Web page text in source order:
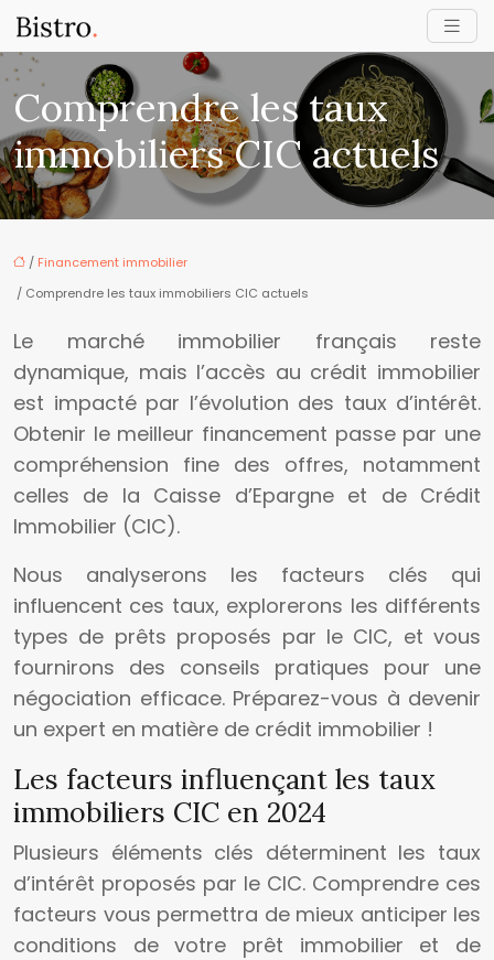
Comprendre les taux
immobiliers CIC actuels
/ Financement immobilier
/ Comprendre les taux immobiliers CIC actuels
Le marché immobilier français reste
dynamique, mais l’accès au crédit immobilier
est impacté par l’évolution des taux d’intérêt.
Obtenir le meilleur financement passe par une
compréhension fine des offres, notamment
celles de la Caisse d’Epargne et de Crédit
Immobilier (CIC).
Nous analyserons les facteurs clés qui
influencent ces taux, explorerons les différents
types de prêts proposés par le CIC, et vous
fournirons des conseils pratiques pour une
négociation efficace. Préparez-vous à devenir
un expert en matière de crédit immobilier !
Les facteurs influençant les taux
immobiliers CIC en 2024
Plusieurs éléments clés déterminent les taux
d’intérêt proposés par le CIC. Comprendre ces
facteurs vous permettra de mieux anticiper les
conditions de votre prêt immobilier et de